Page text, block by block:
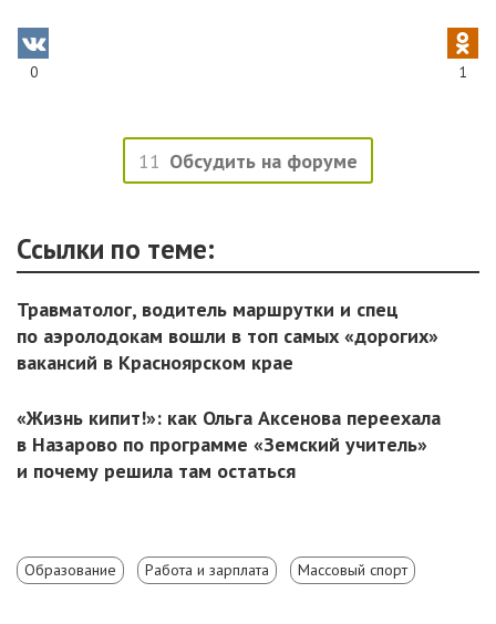
0 1
11 Обсудить на форуме
Ссылки по теме:
Травматолог, водитель маршрутки и спец
по аэролодокам вошли в топ самых «дорогих»
вакансий в Красноярском крае
«Жизнь кипит!»: как Ольга Аксенова переехала
в Назарово по программе «Земский учитель»
и почему решила там остаться
Образование Работа и зарплата Массовый спорт